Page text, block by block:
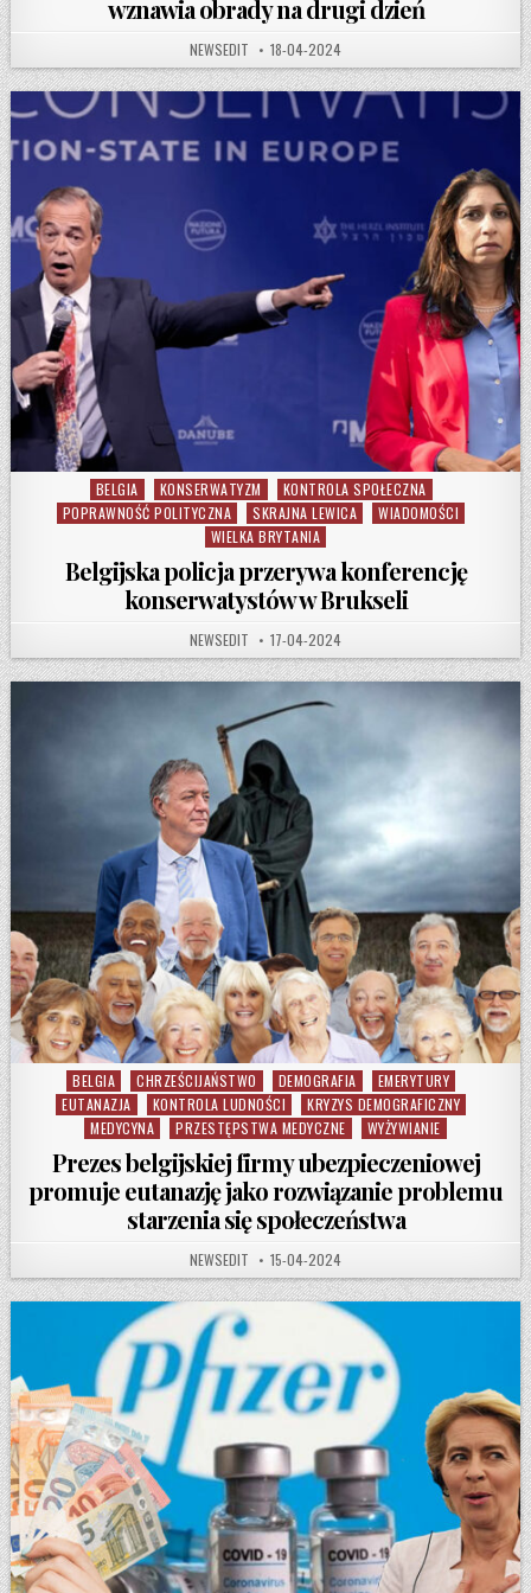
wznawia obrady na drugi dzień
AUTHOR:
NEWSEDIT PUBLISHED DATE:
18-04-2024
Posted in
BELGIA KONSERWATYZM
KONTROLA SPOŁECZNA
POPRAWNOŚĆ POLITYCZNA
SKRAJNA LEWICA
WIADOMOŚCI
WIELKA BRYTANIA
Belgijska policja przerywa konferencję
konserwatystów w Brukseli
AUTHOR:
NEWSEDIT PUBLISHED DATE:
17-04-2024
Posted in
BELGIA CHRZEŚCIJAŃSTWO DEMOGRAFIA
EMERYTURY
EUTANAZJA
KONTROLA LUDNOŚCI
KRYZYS DEMOGRAFICZNY
MEDYCYNA
PRZESTĘPSTWA MEDYCZNE WYŻYWIANIE
Prezes belgijskiej firmy ubezpieczeniowej
promuje eutanazję jako rozwiązanie problemu
starzenia się społeczeństwa
AUTHOR:
NEWSEDIT PUBLISHED DATE:
15-04-2024